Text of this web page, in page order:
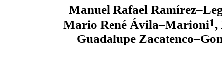
Manuel Rafael
Mario René Ávila–Marioni1,
Guadalupe